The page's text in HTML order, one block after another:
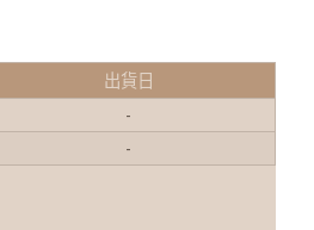
出貨日
-
-